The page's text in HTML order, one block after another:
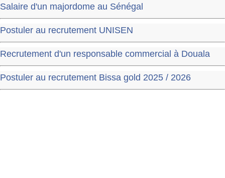
Salaire d'un majordome au Sénégal
Postuler au recrutement UNISEN
Recrutement d'un responsable commercial à Douala
Postuler au recrutement Bissa gold 2025 / 2026